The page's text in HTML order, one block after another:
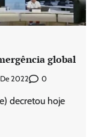
global
2022 0
decretou hoje